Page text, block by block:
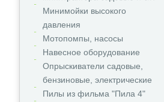
Минимойки высокого
давления
Мотопомпы, насосы
Навесное оборудование
Опрыскиватели садовые,
бензиновые, электрические
Пилы из фильма "Пила 4"